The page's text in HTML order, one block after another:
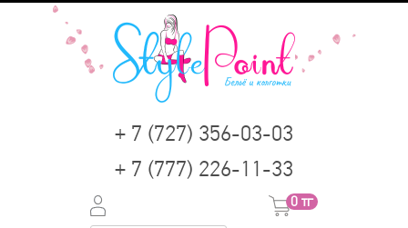
+ 7 (727) 356-03-03
+ 7 (777) 226-11-33
0 тг